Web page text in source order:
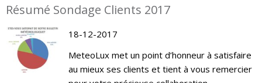
Résumé Sondage Clients 2017
18-12-2017
MeteoLux met un point d’honneur à satisfaire
au mieux ses clients et tient à vous remercier